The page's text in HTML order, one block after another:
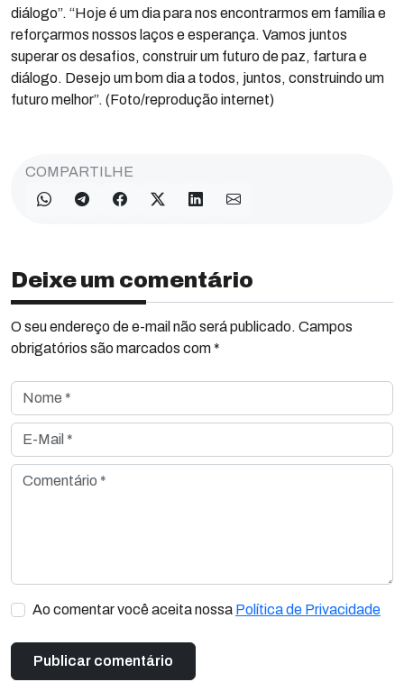
diálogo”. “Hoje é um dia para nos encontrarmos em família e
reforçarmos nossos laços e esperança. Vamos juntos
superar os desafios, construir um futuro de paz, fartura e
diálogo. Desejo um bom dia a todos, juntos, construindo um
futuro melhor”. (Foto/reprodução internet)
COMPARTILHE
Deixe um comentário
O seu endereço de e-mail não será publicado. Campos
obrigatórios são marcados com *
Nome *
E-Mail *
Comentário *
Ao comentar você aceita nossa Política de Privacidade